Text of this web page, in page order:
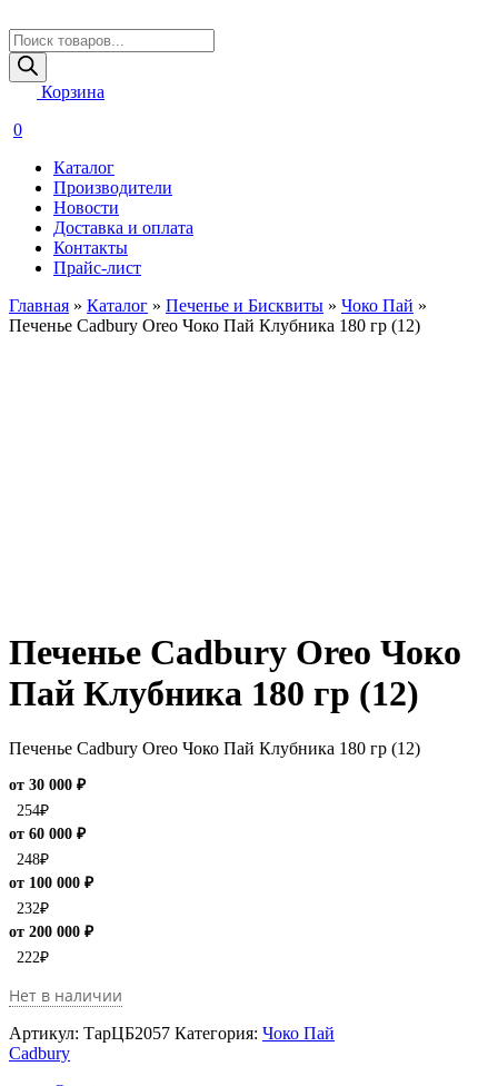
Поиск
товаров
Корзина
0
Каталог
Производители
Новости
Доставка и оплата
Контакты
Прайс-лист
Главная » Каталог » Печенье и Бисквиты » Чоко Пай »
Печенье Cadbury Oreo Чоко Пай Клубника 180 гр (12)
Печенье Cadbury Oreo Чоко
Пай Клубника 180 гр (12)
Печенье Cadbury Oreo Чоко Пай Клубника 180 гр (12)
от 30 000 ₽
254₽
от 60 000 ₽
248₽
от 100 000 ₽
232₽
от 200 000 ₽
222₽
Нет в наличии
Артикул: ТарЦБ2057 Категория: Чоко Пай
Cadbury